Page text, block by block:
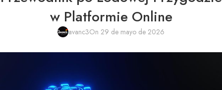
w Platformie Online
avanc3On 29 de mayo de 2026